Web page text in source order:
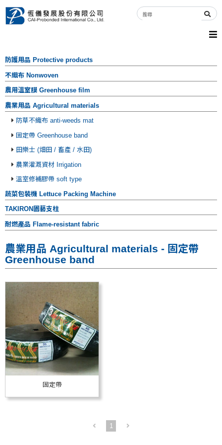
防護用品 Protective products
不織布 Nonwoven
農用溫室膜 Greenhouse film
農業用品 Agricultural materials
防草不織布 anti-weeds mat
固定帶 Greenhouse band
田樂士 (畑田 / 畜產 / 水田)
農業灌溉資材 Irrigation
溫室修補膠帶 soft type
蔬菜包裝機 Lettuce Packing Machine
TAKIRON園藝支柱
耐燃產品 Flame-resistant fabric
農業用品 Agricultural materials - 固定帶
Greenhouse band
固定帶
1